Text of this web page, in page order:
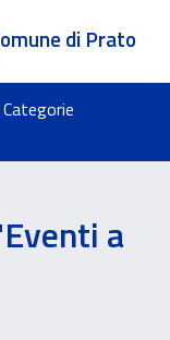
di Prato
a